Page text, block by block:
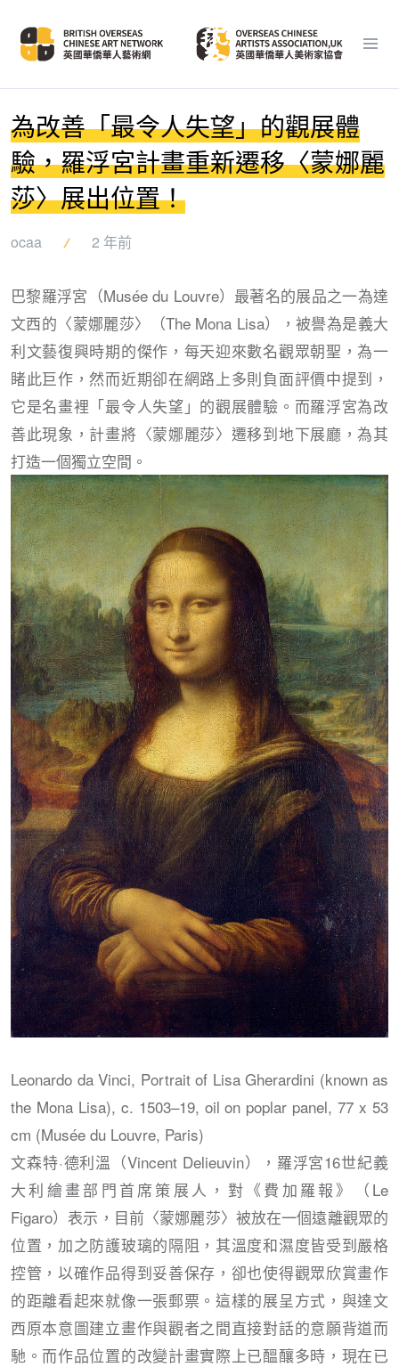
為改善「最令人失望」的觀展體
驗，羅浮宮計畫重新遷移〈蒙娜麗
莎〉展出位置！
ocaa 2 年前
巴黎羅浮宮（Musée du Louvre）最著名的展品之一為達
文西的〈蒙娜麗莎〉（The Mona Lisa），被譽為是義大
利文藝復興時期的傑作，每天迎來數名觀眾朝聖，為一
睹此巨作，然而近期卻在網路上多則負面評價中提到，
它是名畫裡「最令人失望」的觀展體驗。而羅浮宮為改
善此現象，計畫將〈蒙娜麗莎〉遷移到地下展廳，為其
打造一個獨立空間。
Leonardo da Vinci, Portrait of Lisa Gherardini (known as
the Mona Lisa), c. 1503–19, oil on poplar panel, 77 x 53
cm (Musée du Louvre, Paris)
文森特·德利溫（Vincent Delieuvin），羅浮宮16世紀義
大利繪畫部門首席策展人，對《費加羅報》（Le
Figaro）表示，目前〈蒙娜麗莎〉被放在一個遠離觀眾的
位置，加之防護玻璃的隔阻，其溫度和濕度皆受到嚴格
控管，以確作品得到妥善保存，卻也使得觀眾欣賞畫作
的距離看起來就像一張郵票。這樣的展呈方式，與達文
西原本意圖建立畫作與觀者之間直接對話的意願背道而
馳。而作品位置的改變計畫實際上已醞釀多時，現在已